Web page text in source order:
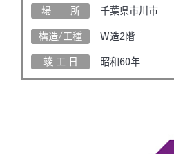
場 所 千葉県市川市
構造/工種 W造2階
竣 工 日 昭和60年